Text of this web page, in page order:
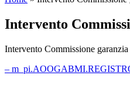
Intervento
Intervento Commissione
–